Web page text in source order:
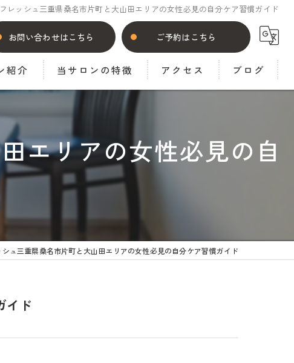
レッシュ三重県桑名市片町と大山田エリアの女性必見の自分ケア習慣ガイド
お問い合わせはこちら ご予約はこちら
紹介 当サロンの特徴
こども
スポーツ障がい
アクセス ブログ
エリアの女性必見の自
ュ三重県桑名市片町と大山田エリアの女性必見の自分ケア習慣ガイド
イド